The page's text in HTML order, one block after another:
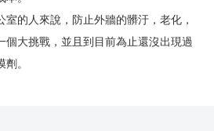
的人來說，防止外牆的髒汙，老化，
個大挑戰，並且到目前為止還沒出現過
。